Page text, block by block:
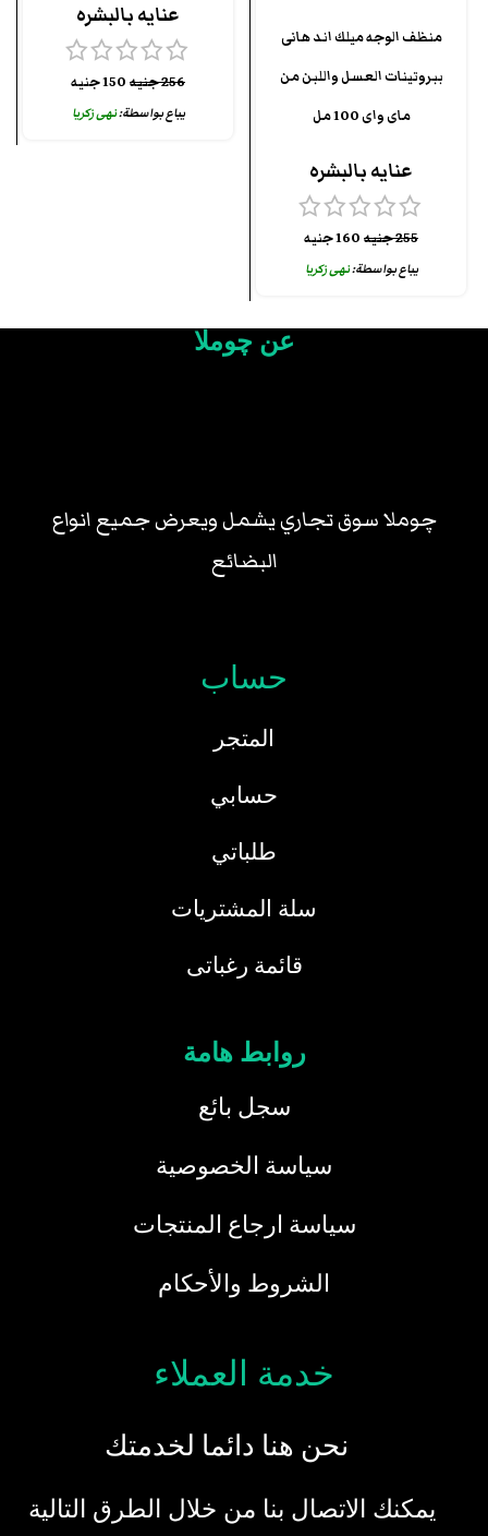
منظف الوجه ميلك اند هانى
ببروتينات العسل واللبن من
ماى واى 100 مل
عنايه بالبشره
255جنيه 160جنيه
يباع بواسطة:نهى زكريا
عنايه بالبشره
256جنيه 150جنيه
يباع بواسطة:نهى زكريا
عن چوملا
چوملا سوق تجاري يشمل ويعرض جميع انواع
البضائع
حساب
المتجر
حسابي
طلباتي
سلة المشتريات
قائمة رغباتى
روابط هامة
سجل بائع
سياسة الخصوصية
سياسة ارجاع المنتجات
الشروط والأحكام
خدمة العملاء
نحن هنا دائما لخدمتك
يمكنك الاتصال بنا من خلال الطرق التالية